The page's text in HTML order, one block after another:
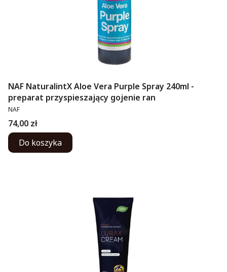
NAF NaturalintX Aloe Vera Purple Spray 240ml -
preparat przyspieszający gojenie ran
PRODUCENT
NAF
Cena
74,00 zł
Do koszyka